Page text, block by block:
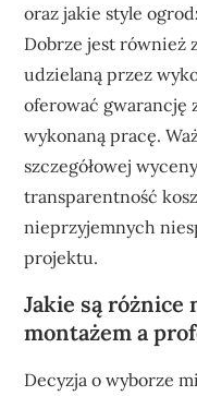
oraz jakie style
Dobrze jest również
udzielaną przez
oferować gwarancję
wykonaną pracę.
szczegółowej
transparentność
nieprzyjemnych
projektu.
Jakie są różnice
montażem a
Decyzja o wyborze